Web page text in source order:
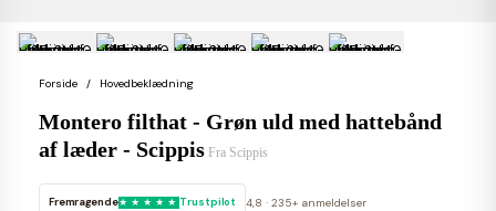
Forside Hovedbeklædning
Montero filthat - Grøn uld med hattebånd
af læder - Scippis Fra Scippis
Fremragende Trustpilot 4,8 · 235+ anmeldelser